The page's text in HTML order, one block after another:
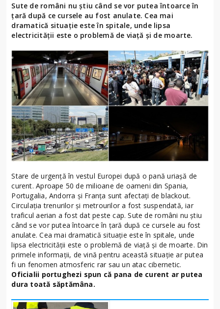
Sute de români nu ştiu când se vor putea întoarce în
ţară după ce cursele au fost anulate. Cea mai
dramatică situaţie este în spitale, unde lipsa
electricităţii este o problemă de viaţă şi de moarte.
Stare de urgenţă în vestul Europei după o pană uriaşă de
curent. Aproape 50 de milioane de oameni din Spania,
Portugalia, Andorra şi Franţa sunt afectaţi de blackout.
Circulaţia trenurilor şi metrourilor a fost suspendată, iar
traficul aerian a fost dat peste cap. Sute de români nu ştiu
când se vor putea întoarce în ţară după ce cursele au fost
anulate. Cea mai dramatică situaţie este în spitale, unde
lipsa electricităţii este o problemă de viaţă şi de moarte. Din
primele informaţii, de vină pentru această situaţie ar putea
fi un fenomen atmosferic rar sau un atac cibernetic.
Oficialii portughezi spun că pana de curent ar putea
dura toată săptămâna.